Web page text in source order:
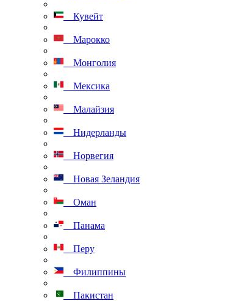
Кувейт
Марокко
Монголия
Мексика
Малайзия
Нидерланды
Норвегия
Новая Зеландия
Оман
Панама
Перу
Филиппины
Пакистан